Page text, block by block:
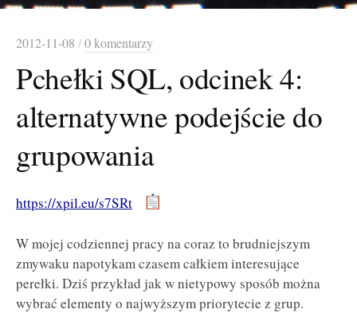
2012-11-08 /0 komentarzy
Pchełki SQL, odcinek 4:
alternatywne podejście do
grupowania
https://xpil.eu/s7SRt
W mojej codziennej pracy na coraz to brudniejszym
zmywaku napotykam czasem całkiem interesujące
perełki. Dziś przykład jak w nietypowy sposób można
wybrać elementy o najwyższym priorytecie z grup.